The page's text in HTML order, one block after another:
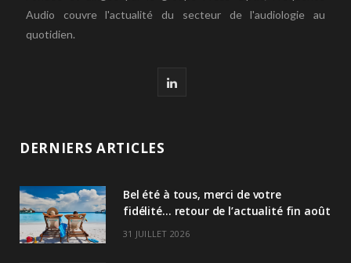
Audio couvre l'actualité du secteur de l'audiologie au
quotidien.
L
e
DERNIERS ARTICLES
Bel été à tous, merci de votre
fidélité… retour de l’actualité fin août
31 JUILLET 2026